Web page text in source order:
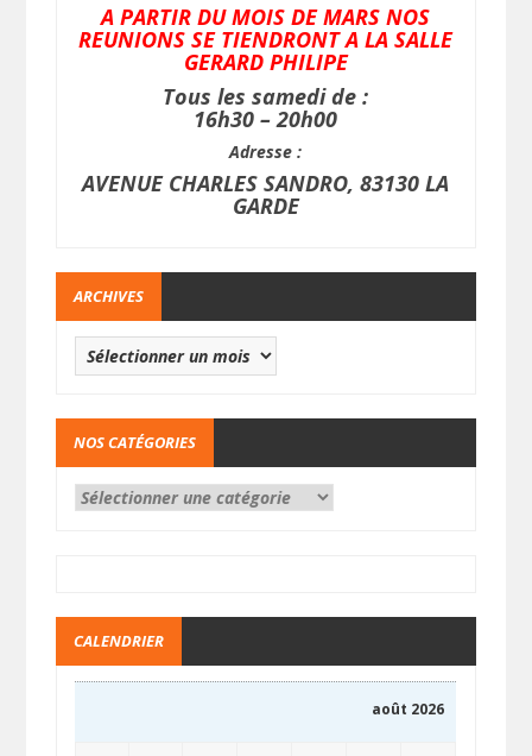
A PARTIR DU MOIS DE MARS NOS
REUNIONS SE TIENDRONT A LA SALLE
GERARD PHILIPE
Tous les samedi de :
16h30 – 20h00
Adresse :
AVENUE CHARLES SANDRO, 83130 LA
GARDE
ARCHIVES
NOS CATÉGORIES
CALENDRIER
août 2026